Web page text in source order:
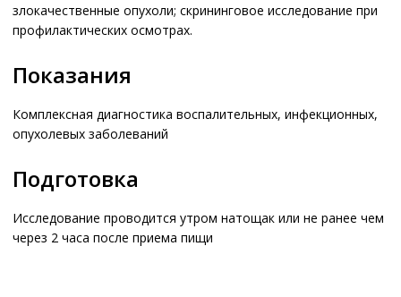
злокачественные опухоли; скрининговое исследование при
профилактических осмотрах.
Показания
Комплексная диагностика воспалительных, инфекционных,
опухолевых заболеваний
Подготовка
Исследование проводится утром натощак или не ранее чем
через 2 часа после приема пищи